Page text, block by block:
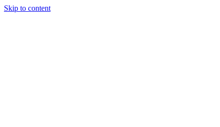
Skip to content